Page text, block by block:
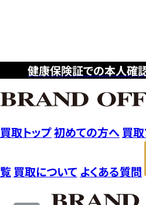
健康保険証での本人確
買取トップ初めての方へ 買
覧 買取について よくある質問